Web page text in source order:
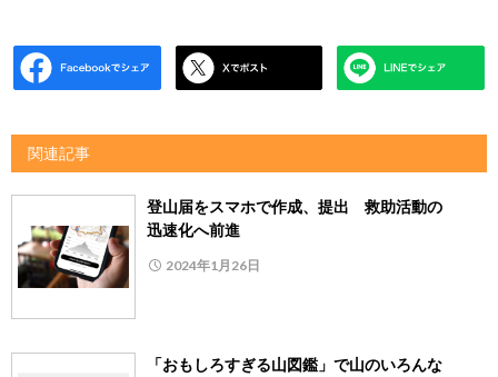
関連記事
登山届をスマホで作成、提出 救助活動の
迅速化へ前進
2024年1月26日
「おもしろすぎる山図鑑」で山のいろんな